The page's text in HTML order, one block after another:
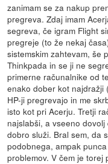
zanimam se za nakup
pregreva. Zdaj imam
segreva, če igram Flight
pregreje (to že nekaj
sistemskim zahtevam, še
Thinkpada in se ji ne
primerne računalnike od
enako dober kot najdražji
HP-ji pregrevajo in me
isto kot pri Acerju. Tretji
najslabši, a vseeno
dobro služi. Bral sem, da
podobnega, ampak
problemov. V čem je torej